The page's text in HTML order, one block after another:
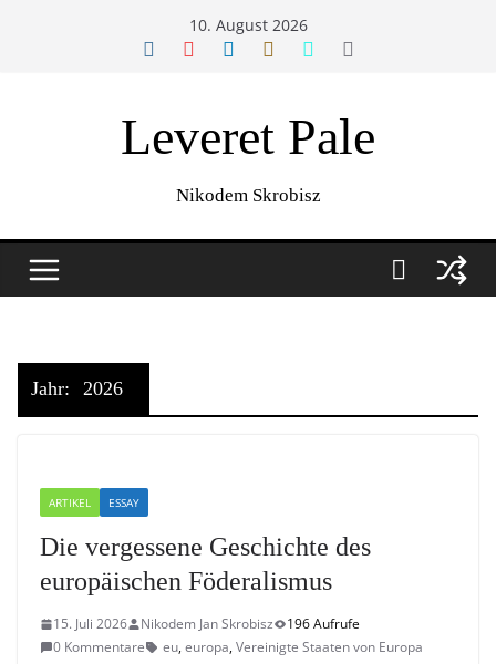
10. August 2026
Leveret Pale
Nikodem Skrobisz
Jahr: 2026
ARTIKEL ESSAY
Die vergessene Geschichte des
europäischen Föderalismus
15. Juli 2026 Nikodem Jan Skrobisz
196 Aufrufe
0 Kommentare
eu,europa,Vereinigte Staaten von Europa